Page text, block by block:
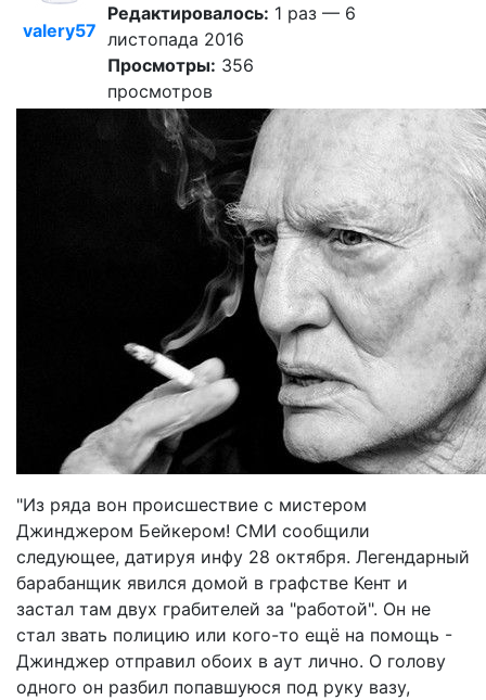
valery57
Редактировалось: 1 раз — 6
листопада 2016
Просмотры: 356
просмотров
"Из ряда вон происшествие с мистером
Джинджером Бейкером! СМИ сообщили
следующее, датируя инфу 28 октября. Легендарный
барабанщик явился домой в графстве Кент и
застал там двух грабителей за "работой". Он не
стал звать полицию или кого-то ещё на помощь -
Джинджер отправил обоих в аут лично. О голову
одного он разбил попавшуюся под руку вазу,